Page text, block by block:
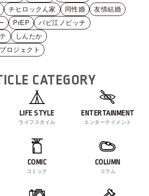
チヒロックん家 同性婚
友情結婚
PrEP
バビ江ノビッチ
しんたか
ロジェクト
CATEGORY
LIFE STYLE
ライフスタイル
ENTERTAINMENT
エンターテイメント
COMIC
コミック
COLUMN
コラム